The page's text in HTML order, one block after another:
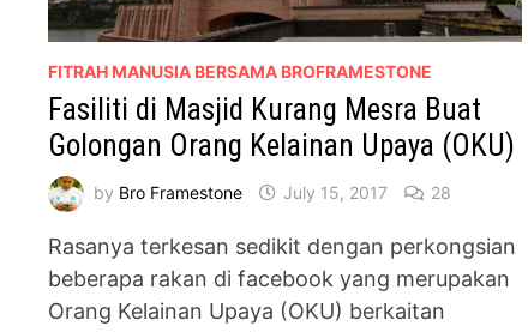
FITRAH MANUSIA BERSAMA BROFRAMESTONE
Fasiliti di Masjid Kurang Mesra Buat
Golongan Orang Kelainan Upaya (OKU)
by Bro Framestone July 15, 2017 28
Rasanya terkesan sedikit dengan perkongsian
beberapa rakan di facebook yang merupakan
Orang Kelainan Upaya (OKU) berkaitan